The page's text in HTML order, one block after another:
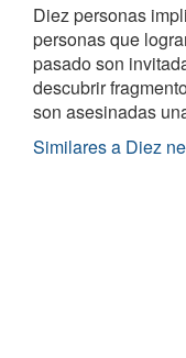
Diez personas
personas que
pasado son
descubrir
son asesinadas
Similares a Diez